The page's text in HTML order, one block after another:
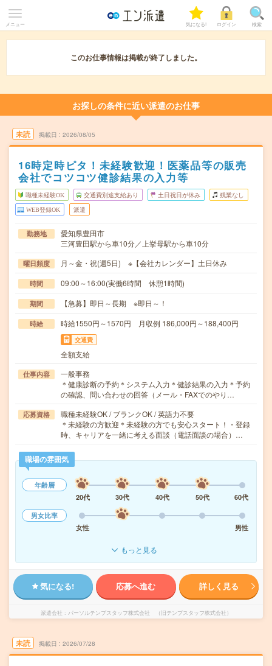
メニュー 気になる! ログイン 検索
このお仕事情報は掲載が終了しました。
お探しの条件に近い派遣のお仕事
未読 掲載日 2026/08/05
16時定時ピタ！未経験歓迎！医薬品等の販売
会社でコツコツ健診結果の入力等
職種未経験OK 交通費別途支給あり 土日祝日が休み 残業なし
WEB登録OK 派遣
勤務地
愛知県豊田市
三河豊田駅から車10分／上挙母駅から車10分
曜日頻度 月～金・祝(週5日) ※【会社カレンダー】土日休み
時間 09:00～16:00(実働6時間 休憩1時間)
期間 【急募】即日～長期 ※即日～！
時給 時給1550円～1570円 月収例 186,000円～188,400円
交通費
全額支給
仕事内容
一般事務
＊健康診断の予約＊システム入力＊健診結果の入力＊予約
の確認、問い合わせの回答（メール・FAXでのやり…
応募資格
職種未経験OK / ブランクOK / 英語力不要
＊未経験の方歓迎＊未経験の方でも安心スタート！・登録
時、キャリアを一緒に考える面談（電話面談の場合）…
職場の雰囲気
年齢層
20代
30代 40代 50代
60代
男女比率
女性
男性
もっと見る
気になる! 応募へ進む 詳しく見る
派遣会社 パーソルテンプスタッフ株式会社 （旧テンプスタッフ株式会社）
未読 掲載日 2026/07/28